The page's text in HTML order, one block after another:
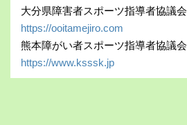
大分県障害者スポーツ指導者協議会
https://ooitamejiro.com
熊本障がい者スポーツ指導者協議会
https://www.ksssk.jp